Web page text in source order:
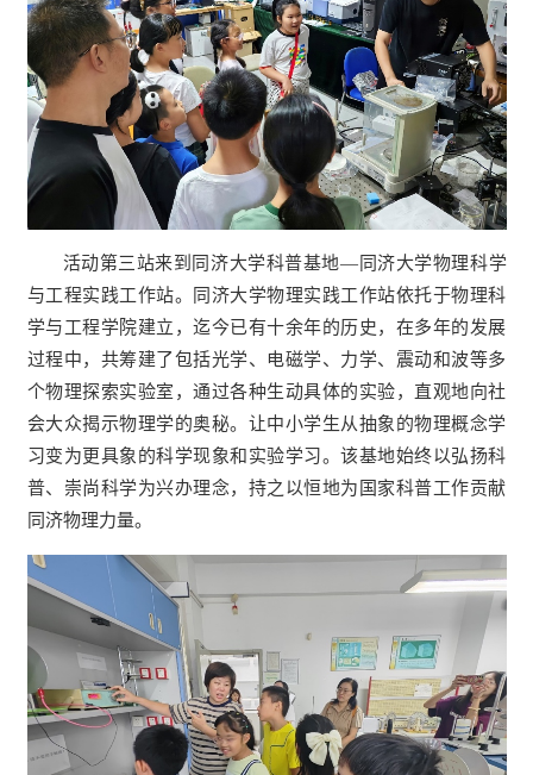
活动第三站来到同济大学科普基地—同济大学物理科学
与工程实践工作站。同济大学物理实践工作站依托于物理科
学与工程学院建立，迄今已有十余年的历史，在多年的发展
过程中，共筹建了包括光学、电磁学、力学、震动和波等多
个物理探索实验室，通过各种生动具体的实验，直观地向社
会大众揭示物理学的奥秘。让中小学生从抽象的物理概念学
习变为更具象的科学现象和实验学习。该基地始终以弘扬科
普、崇尚科学为兴办理念，持之以恒地为国家科普工作贡献
同济物理力量。